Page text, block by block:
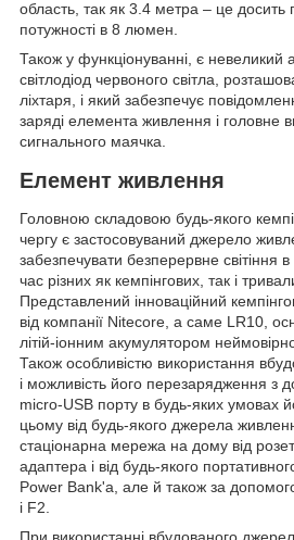
область, так як 3.4 метра – це досить
потужності в 8 люмен.
Також у функціонуванні, є невеликий
світлодіод червоного світла,
ліхтаря, і який забезпечує
заряді елемента живлення і головне
сигнального маячка.
Елемент живлення
Головною складовою будь-якого
чергу є застосовуваний джерело
забезпечувати безперервне світіння
час різних як кемпінгових, так і
Представлений інноваційний
від компанії Nitecore, а саме LR10,
літій-іонним акумулятором
Також особливістю використання
і можливість його перезарядження з
micro-USB порту в будь-яких умовах
цьому від будь-якого джерела
стаціонарна мережа на дому від
адаптера і від будь-якого
Power Bank'а, але й також за
і F2.